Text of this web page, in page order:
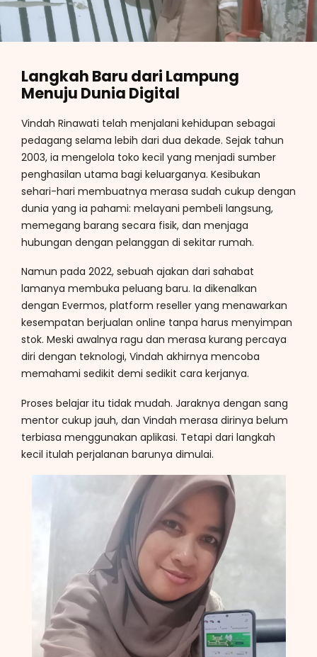
Langkah Baru dari Lampung
Menuju Dunia Digital
Vindah Rinawati telah menjalani kehidupan sebagai
pedagang selama lebih dari dua dekade. Sejak tahun
2003, ia mengelola toko kecil yang menjadi sumber
penghasilan utama bagi keluarganya. Kesibukan
sehari-hari membuatnya merasa sudah cukup dengan
dunia yang ia pahami: melayani pembeli langsung,
memegang barang secara fisik, dan menjaga
hubungan dengan pelanggan di sekitar rumah.
Namun pada 2022, sebuah ajakan dari sahabat
lamanya membuka peluang baru. Ia dikenalkan
dengan Evermos, platform reseller yang menawarkan
kesempatan berjualan online tanpa harus menyimpan
stok. Meski awalnya ragu dan merasa kurang percaya
diri dengan teknologi, Vindah akhirnya mencoba
memahami sedikit demi sedikit cara kerjanya.
Proses belajar itu tidak mudah. Jaraknya dengan sang
mentor cukup jauh, dan Vindah merasa dirinya belum
terbiasa menggunakan aplikasi. Tetapi dari langkah
kecil itulah perjalanan barunya dimulai.